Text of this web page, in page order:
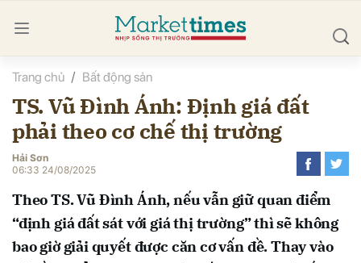
Trang chủ Bất động sản
TS. Vũ Đình Ánh: Định giá đất
phải theo cơ chế thị trường
Hải Sơn
06:33 24/08/2025
Theo TS. Vũ Đình Ánh, nếu vẫn giữ quan điểm
“định giá đất sát với giá thị trường” thì sẽ không
bao giờ giải quyết được căn cơ vấn đề. Thay vào
luận
Hủy